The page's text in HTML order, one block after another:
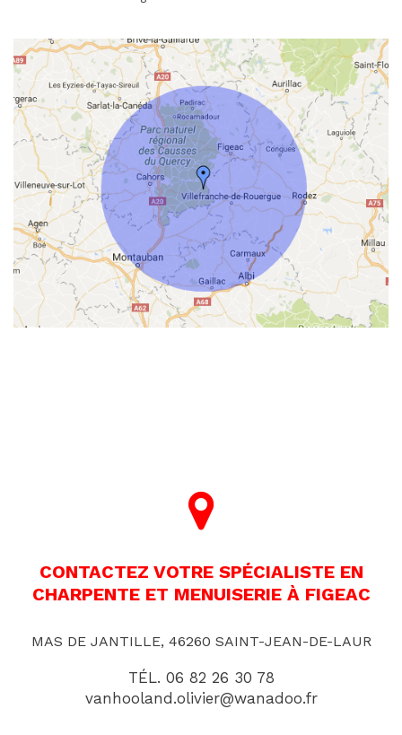
CONTACTEZ VOTRE SPÉCIALISTE EN
CHARPENTE ET MENUISERIE À FIGEAC
MAS DE JANTILLE, 46260 SAINT-JEAN-DE-LAUR
TÉL. 06 82 26 30 78
vanhooland.olivier@wanadoo.fr